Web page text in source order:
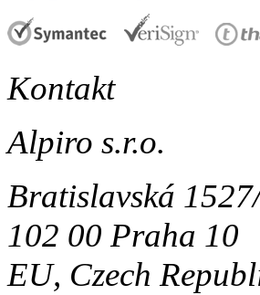
Kontakt
Alpiro s.r.o.
Bratislavská
102 00 Praha 10
EU, Czech